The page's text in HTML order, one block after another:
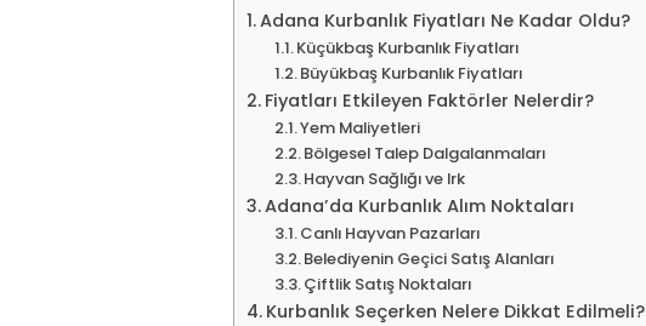
Adana Kurbanlık Fiyatları Ne Kadar Oldu?
Küçükbaş Kurbanlık Fiyatları
Büyükbaş Kurbanlık Fiyatları
Fiyatları Etkileyen Faktörler Nelerdir?
Yem Maliyetleri
Bölgesel Talep Dalgalanmaları
Hayvan Sağlığı ve Irk
Adana’da Kurbanlık Alım Noktaları
Canlı Hayvan Pazarları
Belediyenin Geçici Satış Alanları
Çiftlik Satış Noktaları
Kurbanlık Seçerken Nelere Dikkat Edilmeli?